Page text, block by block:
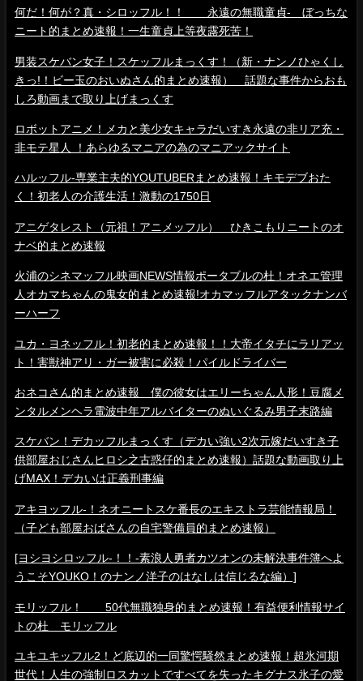
何だ！何が？真・シロッフル！！ 永遠の無職童貞- ぼっちな
ニート的まとめ速報！一生童貞上等夜露死苦！
男装スケバン女子！スケッフルまっくす！（新・ナンノひゃくし
きっ!！ビー玉のおいぬさん的まとめ速報） 話題な事件からおも
しろ動画まで取り上げまっくす
ロボットアニメ！メカと美少女キャラだいすき永遠の非リア充・
非モテ星人 ！あらゆるマニアの為のマニアックサイト
ハルッフル-専業主夫的YOUTUBERまとめ速報！キモデブおた
く！初老人の介護生活！激動の1750日
アニゲタレスト（元祖！アニメッフル） ひきこもりニートのオ
ナベ的まとめ速報
火浦のシネマッフル映画NEWS情報ポータブルの杜！オネエ管理
人オカマちゃんの鬼女的まとめ速報!オカマッフルアタックナンバ
ーハーフ
ユカ・ヨネッフル！初老的まとめ速報！！大帝イタチにラリアッ
ト！害獣神アリ・ガー被害に必殺！パイルドライバー
おネコさん的まとめ速報 僕の彼女はエリーちゃん人形！豆腐メ
ンタルメンヘラ電波中年アルバイターのぬいぐるみ男子末路編
スケバン！デカッフルまっくす（デカい強い2次元嫁だいすき子
供部屋おじさんヒロシ之古惑仔的まとめ速報）話題な動画取り上
げMAX！デカいは正義刑事編
アキヨッフル-！ネオニートスケ番長のエキストラ芸能情報局！
（子ども部屋おばさんの自宅警備員的まとめ速報）
[ヨシヨシロッフル-！！-素浪人勇者カツオンの未解決事件簿へよ
うこそYOUKO！のナンノ洋子のはなしは信じるな編）]
モリッフル！ 50代無職独身的まとめ速報！有益便利情報サイ
トの杜 モリッフル
ユキユキッフル2！ど底辺的一同驚愕騒然まとめ速報！超氷河期
世代！人生の強制ロスカットですべてを失ったキグナス氷子の愛